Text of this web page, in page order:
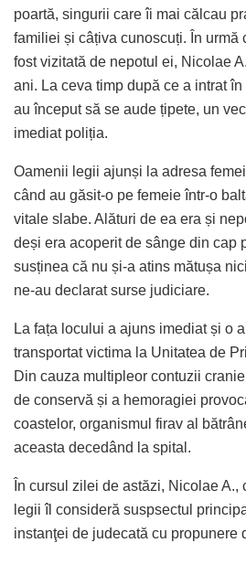
poartă, singurii care îi mai călcau
familiei și câțiva cunoscuți. În urmă
fost vizitată de nepotul ei, Nicolae
ani. La ceva timp după ce a intrat
au început să se aude țipete, un
imediat poliția.
Oamenii legii ajunși la adresa
când au găsit-o pe femeie într-o
vitale slabe. Alături de ea era și
deși era acoperit de sânge din cap
susținea că nu și-a atins mătușa
ne-au declarat surse judiciare.
La fața locului a ajuns imediat și o
transportat victima la Unitatea de
Din cauza multipleor contuzii
de conservă și a hemoragiei
coastelor, organismul firav al
aceasta decedând la spital.
În cursul zilei de astăzi, Nicolae A.,
legii îl consideră suspsectul
instanţei de judecată cu propunere